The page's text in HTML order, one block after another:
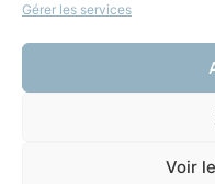
Gérer les services
Voir
Le